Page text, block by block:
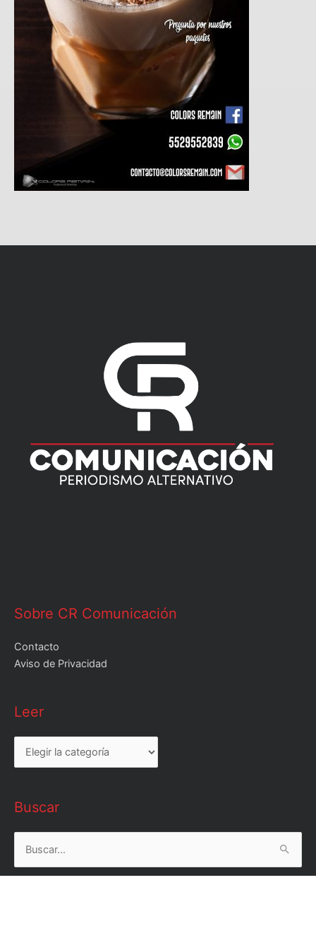
Sobre CR Comunicación
Contacto
Aviso de Privacidad
Leer
Leer
Buscar
Buscar
por: